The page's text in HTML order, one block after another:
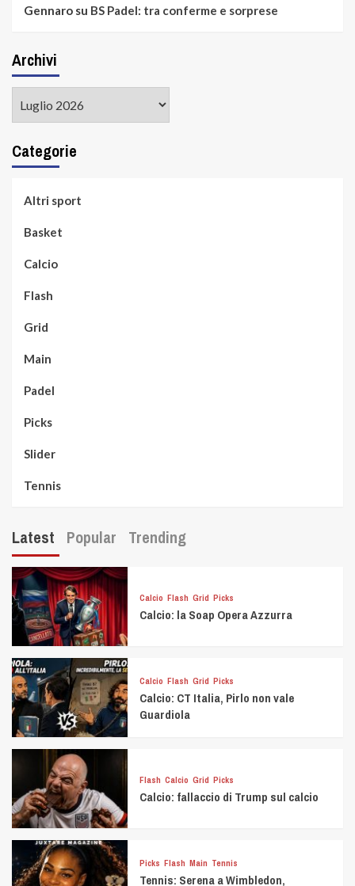
Gennaro su BS Padel: tra conferme e sorprese
Archivi
Categorie
Altri sport
Basket
Calcio
Flash
Grid
Main
Padel
Picks
Slider
Tennis
Latest Popular Trending
Calcio Flash Grid Picks
Calcio: la Soap Opera Azzurra
Calcio Flash Grid Picks
Calcio: CT Italia, Pirlo non vale
Guardiola
Flash Calcio Grid Picks
Calcio: fallaccio di Trump sul calcio
Picks Flash Main Tennis
Tennis: Serena a Wimbledon,